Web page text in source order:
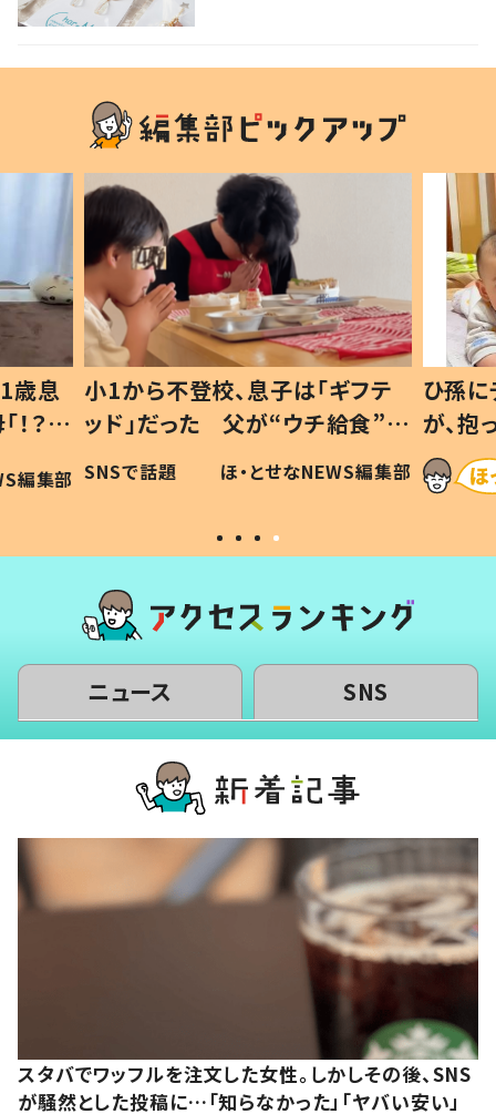
歳息
？」
編集部
小1から不登校、息子は「ギフテ
ッド」だった 父が“ウチ給食”を
作り続ける理由とは #令和の親
#令和の子
SNSで話題 ほ・とせなNEWS編集部
ひ孫
が、
「涙が
い」
ニュース SNS
スタバでワッフルを注文した女性。しかしその後、SNS
が騒然とした投稿に…「知らなかった」「ヤバい安い」